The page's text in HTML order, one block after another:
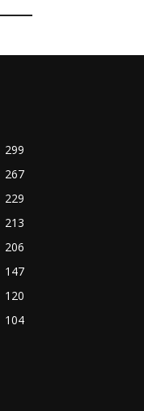
299
267
229
213
206
147
120
104